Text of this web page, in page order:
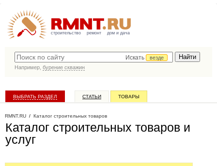
строительство ремонт дом и дача
Искать
везде
Например, бурение скважин
ВЫБРАТЬ РАЗДЕЛ СТАТЬИ ТОВАРЫ
RMNT.RU / Каталог строительных товаров
Каталог строительных товаров и
услуг